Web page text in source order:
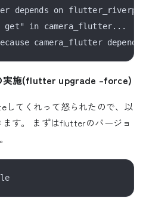
depends on
pub get" in
実施(flutter upgrade –force)
してくれって怒られたので、以
す。 まずはflutterのバージョ